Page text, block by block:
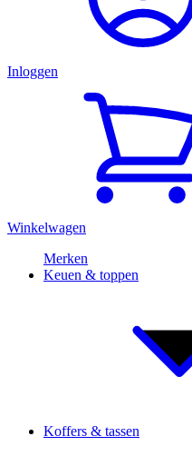
Inloggen
Winkelwagen
Merken
Keuen & toppen
Koffers & tassen